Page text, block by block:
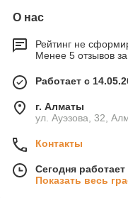
О нас
Рейтинг не
Менее 5 отзывов
Работает с
г. Алматы
ул. Ауэзова, 32,
Контакты
Сегодня
Показать весь